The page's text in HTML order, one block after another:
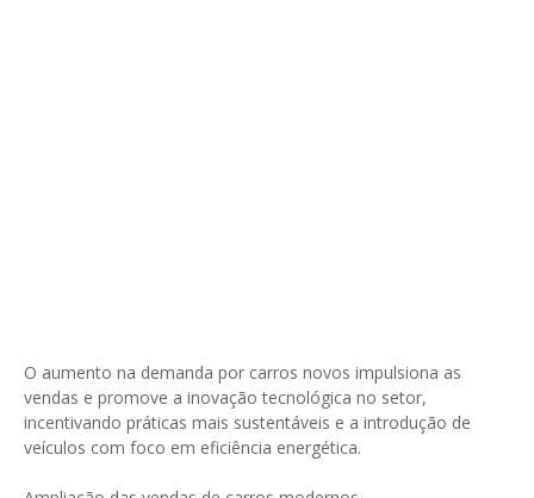
O aumento na demanda por carros novos impulsiona as
vendas e promove a inovação tecnológica no setor,
incentivando práticas mais sustentáveis e a introdução de
veículos com foco em eficiência energética.